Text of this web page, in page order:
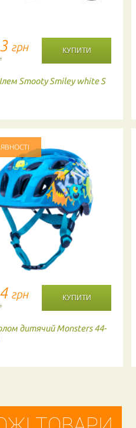
грн
Smooty Smiley white S
грн
дитячий Monsters 44-